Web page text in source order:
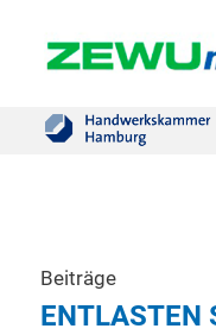
Beiträge
ENTLASTEN